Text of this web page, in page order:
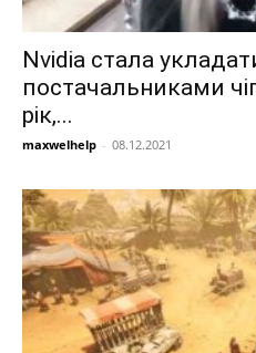
Nvidia стала
постачальниками
рік,...
maxwelhelp - 08.12.2021